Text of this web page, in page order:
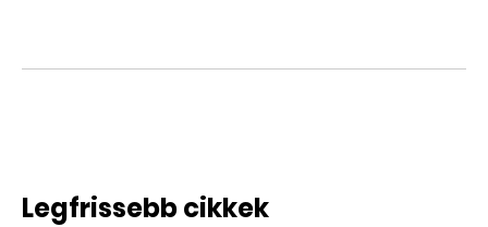
Legfrissebb cikkek